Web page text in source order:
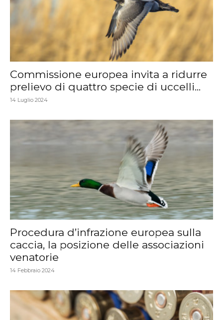
Commissione europea invita a ridurre
prelievo di quattro specie di uccelli...
14 Luglio 2024
Procedura d’infrazione europea sulla
caccia, la posizione delle associazioni
venatorie
14 Febbraio 2024